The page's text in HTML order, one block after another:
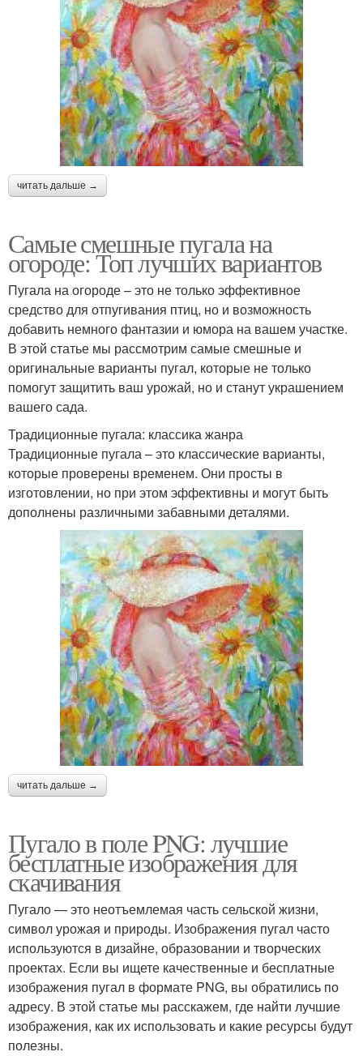
читать дальше →
Самые смешные пугала на
огороде: Топ лучших вариантов
Пугала на огороде – это не только эффективное
средство для отпугивания птиц, но и возможность
добавить немного фантазии и юмора на вашем участке.
В этой статье мы рассмотрим самые смешные и
оригинальные варианты пугал, которые не только
помогут защитить ваш урожай, но и станут украшением
вашего сада.
Традиционные пугала: классика жанра
Традиционные пугала – это классические варианты,
которые проверены временем. Они просты в
изготовлении, но при этом эффективны и могут быть
дополнены различными забавными деталями.
читать дальше →
Пугало в поле PNG: лучшие
бесплатные изображения для
скачивания
Пугало — это неотъемлемая часть сельской жизни,
символ урожая и природы. Изображения пугал часто
используются в дизайне, образовании и творческих
проектах. Если вы ищете качественные и бесплатные
изображения пугал в формате PNG, вы обратились по
адресу. В этой статье мы расскажем, где найти лучшие
изображения, как их использовать и какие ресурсы будут
полезны.